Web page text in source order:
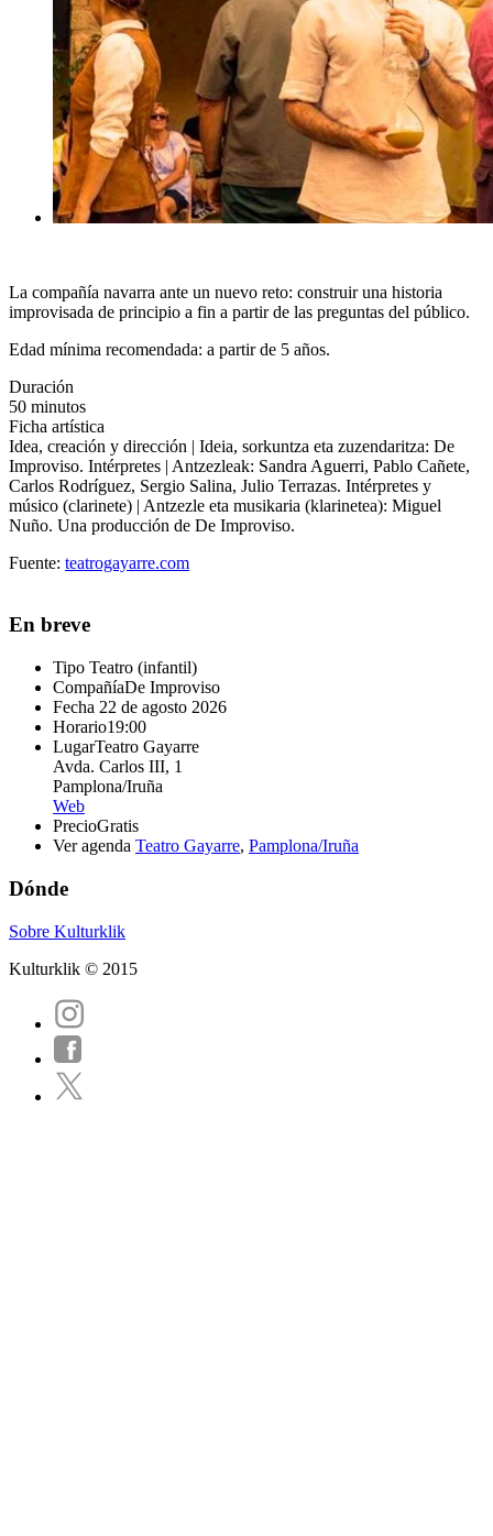
La compañía navarra ante un nuevo reto: construir una historia
improvisada de principio a fin a partir de las preguntas del público.
Edad mínima recomendada: a partir de 5 años.
Duración
50 minutos
Ficha artística
Idea, creación y dirección | Ideia, sorkuntza eta zuzendaritza: De
Improviso. Intérpretes | Antzezleak: Sandra Aguerri, Pablo Cañete,
Carlos Rodríguez, Sergio Salina, Julio Terrazas. Intérpretes y
músico (clarinete) | Antzezle eta musikaria (klarinetea): Miguel
Nuño. Una producción de De Improviso.
Fuente: teatrogayarre.com
En breve
Tipo Teatro (infantil)
CompañíaDe Improviso
Fecha 22 de agosto 2026
Horario19:00
LugarTeatro Gayarre
Avda. Carlos III, 1
Pamplona/Iruña
Web
PrecioGratis
Ver agenda Teatro Gayarre, Pamplona/Iruña
Dónde
Sobre Kulturklik
Kulturklik © 2015